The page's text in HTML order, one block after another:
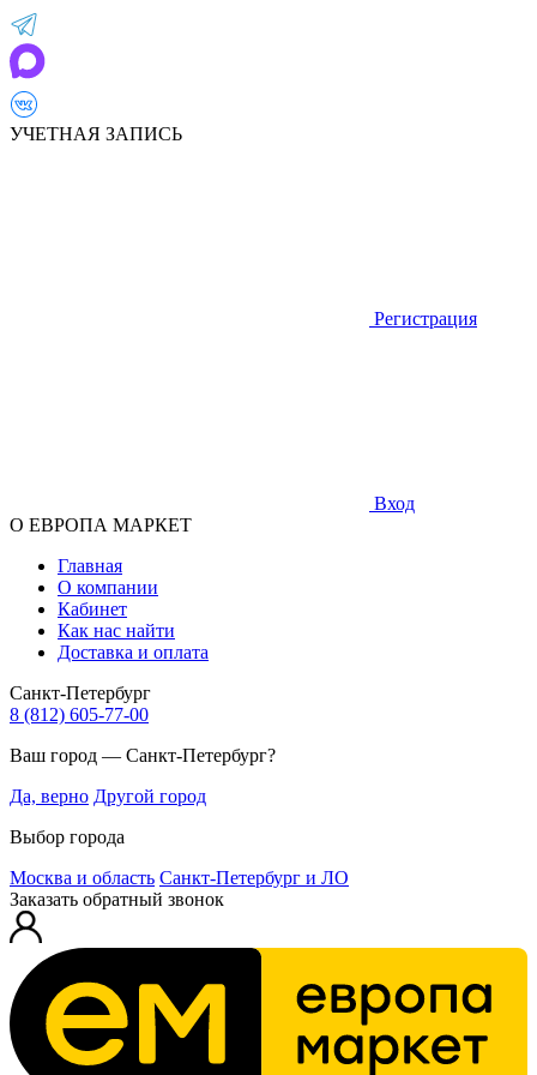
УЧЕТНАЯ ЗАПИСЬ
Регистрация
Вход
О ЕВРОПА МАРКЕТ
Главная
О компании
Кабинет
Как нас найти
Доставка и оплата
Санкт-Петербург
8 (812) 605-77-00
Ваш город — Санкт-Петербург?
Да, верно Другой город
Выбор города
Москва и область Санкт-Петербург и ЛО
Заказать обратный звонок